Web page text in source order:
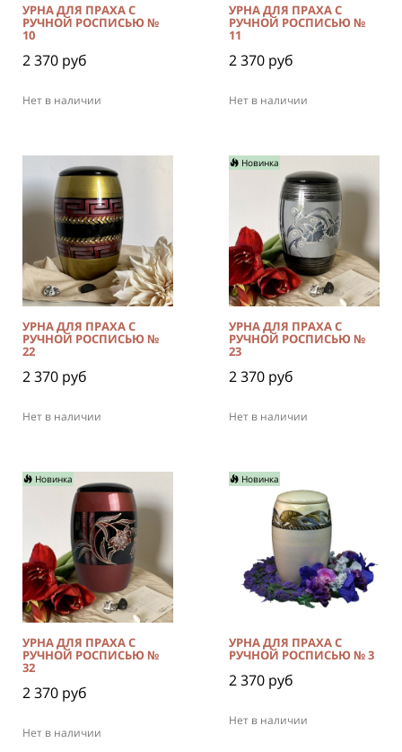
Нет в наличии
УРНА ДЛЯ ПРАХА С
РУЧНОЙ РОСПИСЬЮ №
10
2 370 руб
Нет в наличии
УРНА ДЛЯ ПРАХА С
РУЧНОЙ РОСПИСЬЮ №
11
2 370 руб
Нет в наличии
УРНА ДЛЯ ПРАХА С
РУЧНОЙ РОСПИСЬЮ №
22
2 370 руб
Новинка
Нет в наличии
УРНА ДЛЯ ПРАХА С
РУЧНОЙ РОСПИСЬЮ №
23
2 370 руб
Новинка
Нет в наличии
УРНА ДЛЯ ПРАХА С
РУЧНОЙ РОСПИСЬЮ №
32
2 370 руб
Новинка
Нет в наличии
УРНА ДЛЯ ПРАХА С
РУЧНОЙ РОСПИСЬЮ № 3
2 370 руб